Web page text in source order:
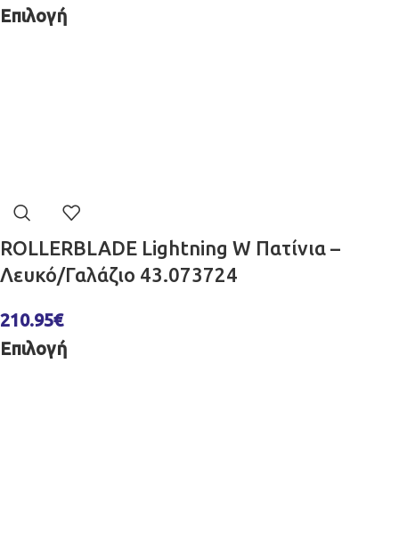
Επιλογή
ROLLERBLADE Lightning W Πατίνια –
Λευκό/Γαλάζιο 43.073724
210.95€
Επιλογή